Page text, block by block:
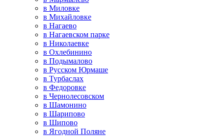
в Миловке
в Михайловке
в Нагаево
в Нагаевском парке
в Николаевке
в Охлебинино
в Подымалово
в Русском Юрмаше
в Турбаслах
в Федоровке
в Чернолесовском
в Шамонино
в Шарипово
в Шипово
в Ягодной Поляне